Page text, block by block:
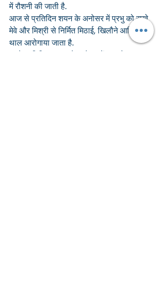
में रौशनी की जाती है.
आज से प्रतिदिन शयन के अनोसर में प्रभु को सूखे
मेवे और मिश्री से निर्मित मिठाई, खिलौने आदि के
थाल आरोगाया जाता है.
इसके अतिरिक्त आज से अनोसर में प्रभु के सम्मुख